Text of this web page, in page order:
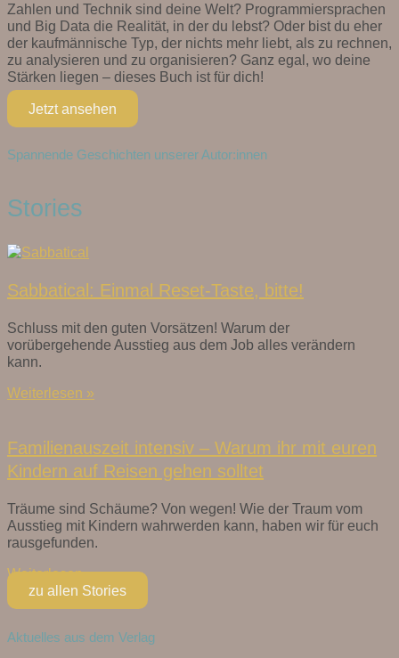
Zahlen und Technik sind deine Welt? Programmiersprachen
und Big Data die Realität, in der du lebst? Oder bist du eher
der kaufmännische Typ, der nichts mehr liebt, als zu rechnen,
zu analysieren und zu organisieren? Ganz egal, wo deine
Stärken liegen – dieses Buch ist für dich!
Jetzt ansehen
Spannende Geschichten unserer Autor:innen
Stories
Sabbatical: Einmal Reset-Taste, bitte!
Schluss mit den guten Vorsätzen! Warum der
vorübergehende Ausstieg aus dem Job alles verändern
kann.
Weiterlesen »
Familienauszeit intensiv – Warum ihr mit euren
Kindern auf Reisen gehen solltet
Träume sind Schäume? Von wegen! Wie der Traum vom
Ausstieg mit Kindern wahrwerden kann, haben wir für euch
rausgefunden.
Weiterlesen »
zu allen Stories
Aktuelles aus dem Verlag